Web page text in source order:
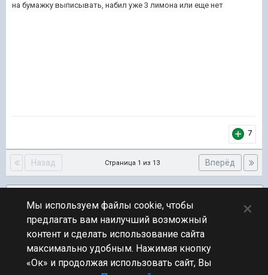
на бумажку выписывать, набил уже 3 лимона или еще нет
7
Назад Вперёд
Страница 1 из 13
ПЕРЕЙТИ К СПИСКУ ТЕМ
Новости
Мы используем файлы cookie, чтобы
предлагать вам наилучший возможный
контент и сделать использование сайта
максимально удобным. Нажимая кнопку
«Ок» и продолжая использовать сайт, Вы
×